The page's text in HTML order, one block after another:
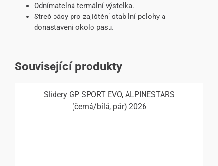
Odnímatelná termální výstelka.
Streč pásy pro zajištění stabilní polohy a
donastavení okolo pasu.
Související produkty
Slidery GP SPORT EVO, ALPINESTARS
(černá/bílá, pár) 2026